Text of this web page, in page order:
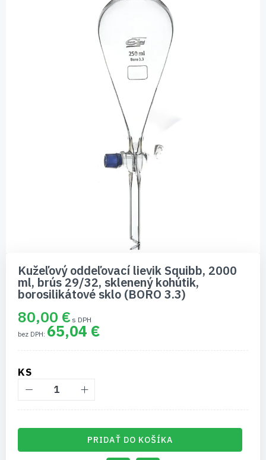
začiatok
galérie
obrázkov
Kužeľový oddeľovací lievik Squibb, 2000
ml, brús 29/32, sklenený kohútik,
borosilikátové sklo (BORO 3.3)
80,00 €
65,04 €
KS
PRIDAŤ DO KOŠÍKA